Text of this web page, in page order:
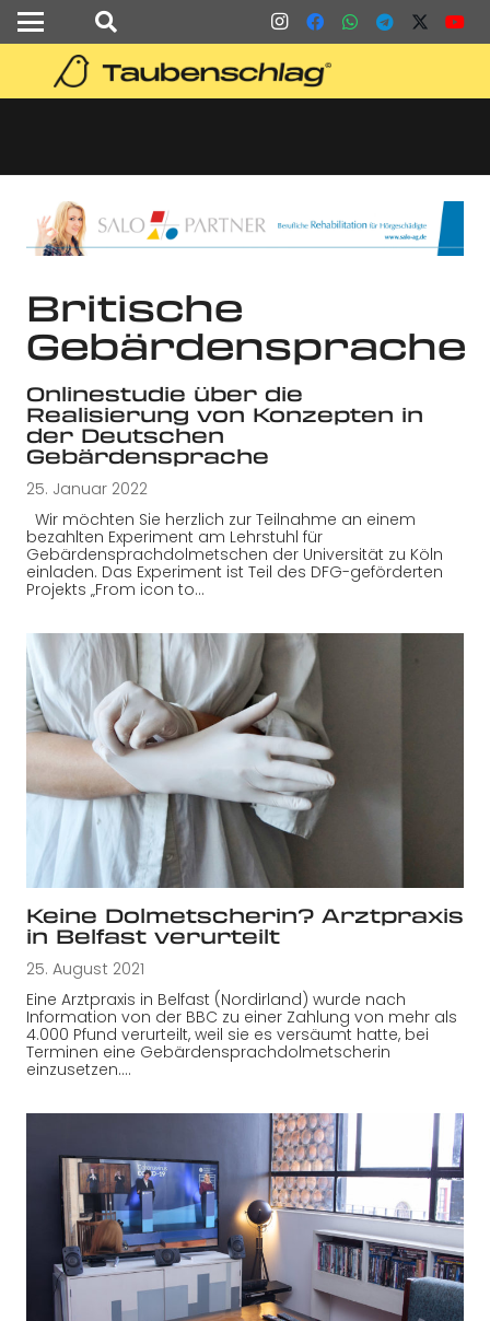
Britische
Gebärdensprache
Onlinestudie über die
Realisierung von Konzepten in
der Deutschen
Gebärdensprache
25. Januar 2022
Wir möchten Sie herzlich zur Teilnahme an einem
bezahlten Experiment am Lehrstuhl für
Gebärdensprachdolmetschen der Universität zu Köln
einladen. Das Experiment ist Teil des DFG-geförderten
Projekts „From icon to…
Keine Dolmetscherin? Arztpraxis
in Belfast verurteilt
25. August 2021
Eine Arztpraxis in Belfast (Nordirland) wurde nach
Information von der BBC zu einer Zahlung von mehr als
4.000 Pfund verurteilt, weil sie es versäumt hatte, bei
Terminen eine Gebärdensprachdolmetscherin
einzusetzen.…